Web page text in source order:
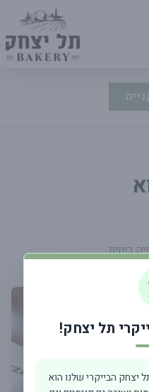
תל יצחק!
יצחק הבייקרי שלנו הוא